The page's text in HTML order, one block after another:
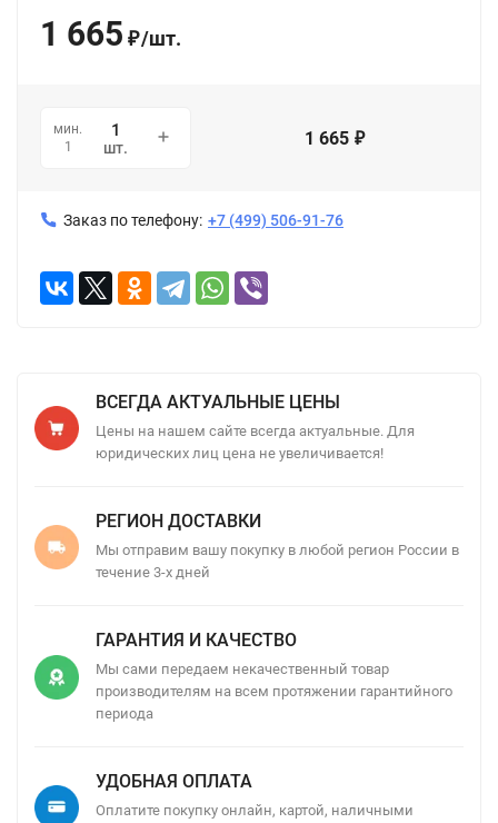
1 665 ₽/шт.
мин.
1
шт. 1 665 ₽
Заказ по телефону: +7 (499) 506-91-76
ВСЕГДА АКТУАЛЬНЫЕ ЦЕНЫ
Цены на нашем сайте всегда актуальные. Для
юридических лиц цена не увеличивается!
РЕГИОН ДОСТАВКИ
Мы отправим вашу покупку в любой регион России в
течение 3-х дней
ГАРАНТИЯ И КАЧЕСТВО
Мы сами передаем некачественный товар
производителям на всем протяжении гарантийного
периода
УДОБНАЯ ОПЛАТА
Оплатите покупку онлайн, картой, наличными